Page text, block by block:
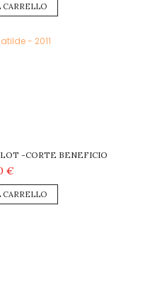
-CORTE BENEFICIO
€